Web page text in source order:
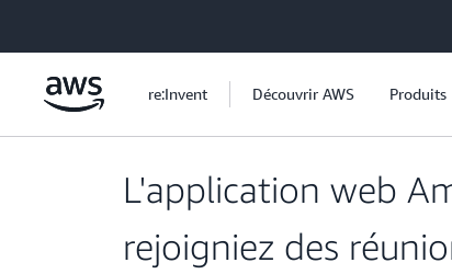
re:Invent Découvrir AWS Produits
L'application web
rejoigniez des